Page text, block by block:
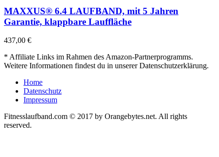
MAXXUS® 6.4 LAUFBAND, mit 5 Jahren
Garantie, klappbare Lauffläche
437,00 €
* Affiliate Links im Rahmen des Amazon-Partnerprogramms.
Weitere Informationen findest du in unserer Datenschutzerklärung.
Home
Datenschutz
Impressum
Fitnesslaufband.com © 2017 by Orangebytes.net. All rights
reserved.